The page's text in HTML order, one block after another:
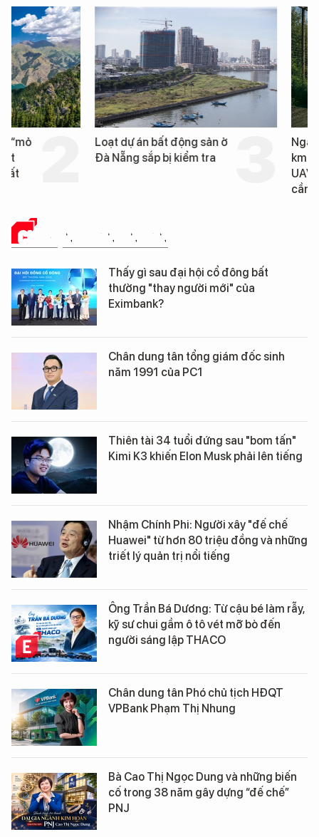
Loạt dự án bất động sản ở
Đà Nẵng sắp bị kiểm tra
Nga xây dựng hơn
km "hành lang chống
UAV" bảo vệ tuyến
cần trên chiến trường
CHUYỆN DOANH NHÂN
Thấy gì sau đại hội cổ đông bất
thường "thay người mới" của
Eximbank?
Chân dung tân tổng giám đốc sinh
năm 1991 của PC1
Thiên tài 34 tuổi đứng sau "bom tấn"
Kimi K3 khiến Elon Musk phải lên tiếng
Nhậm Chính Phi: Người xây "đế chế
Huawei" từ hơn 80 triệu đồng và những
triết lý quản trị nổi tiếng
Ông Trần Bá Dương: Từ cậu bé làm rẫy,
kỹ sư chui gầm ô tô vét mỡ bò đến
người sáng lập THACO
Chân dung tân Phó chủ tịch HĐQT
VPBank Phạm Thị Nhung
Bà Cao Thị Ngọc Dung và những biến
cố trong 38 năm gây dựng “đế chế”
PNJ